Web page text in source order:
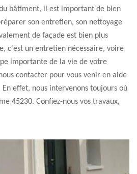
bâtiment, il est important de bien
son entretien, son nettoyage
de façade est bien plus
c'est un entretien nécessaire, voire
importante de la vie de votre
contacter pour vous venir en aide
effet, nous intervenons toujours où
45230. Confiez-nous vos travaux,